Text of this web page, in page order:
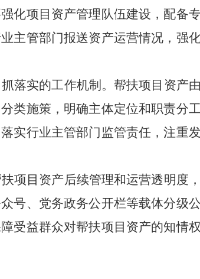
化项目资产管理队伍建设，配备
主管部门报送资产运营情况，强
落实的工作机制。帮扶项目资产
类施策，明确主体定位和职责分
实行业主管部门监管责任，注重
项目资产后续管理和运营透明度
号、党务政务公开栏等载体分级
受益群众对帮扶项目资产的知情